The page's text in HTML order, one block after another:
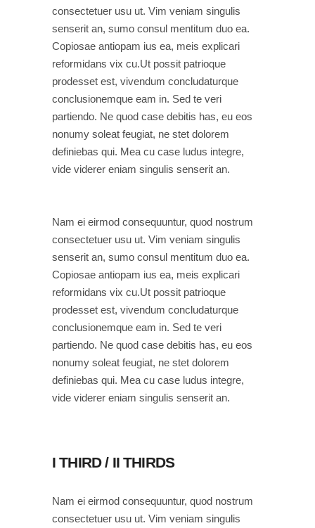
consectetuer usu ut. Vim veniam singulis
senserit an, sumo consul mentitum duo ea.
Copiosae antiopam ius ea, meis explicari
reformidans vix cu.Ut possit patrioque
prodesset est, vivendum concludaturque
conclusionemque eam in. Sed te veri
partiendo. Ne quod case debitis has, eu eos
nonumy soleat feugiat, ne stet dolorem
definiebas qui. Mea cu case ludus integre,
vide viderer eniam singulis senserit an.
Nam ei eirmod consequuntur, quod nostrum
consectetuer usu ut. Vim veniam singulis
senserit an, sumo consul mentitum duo ea.
Copiosae antiopam ius ea, meis explicari
reformidans vix cu.Ut possit patrioque
prodesset est, vivendum concludaturque
conclusionemque eam in. Sed te veri
partiendo. Ne quod case debitis has, eu eos
nonumy soleat feugiat, ne stet dolorem
definiebas qui. Mea cu case ludus integre,
vide viderer eniam singulis senserit an.
I THIRD / II THIRDS
Nam ei eirmod consequuntur, quod nostrum
consectetuer usu ut. Vim veniam singulis